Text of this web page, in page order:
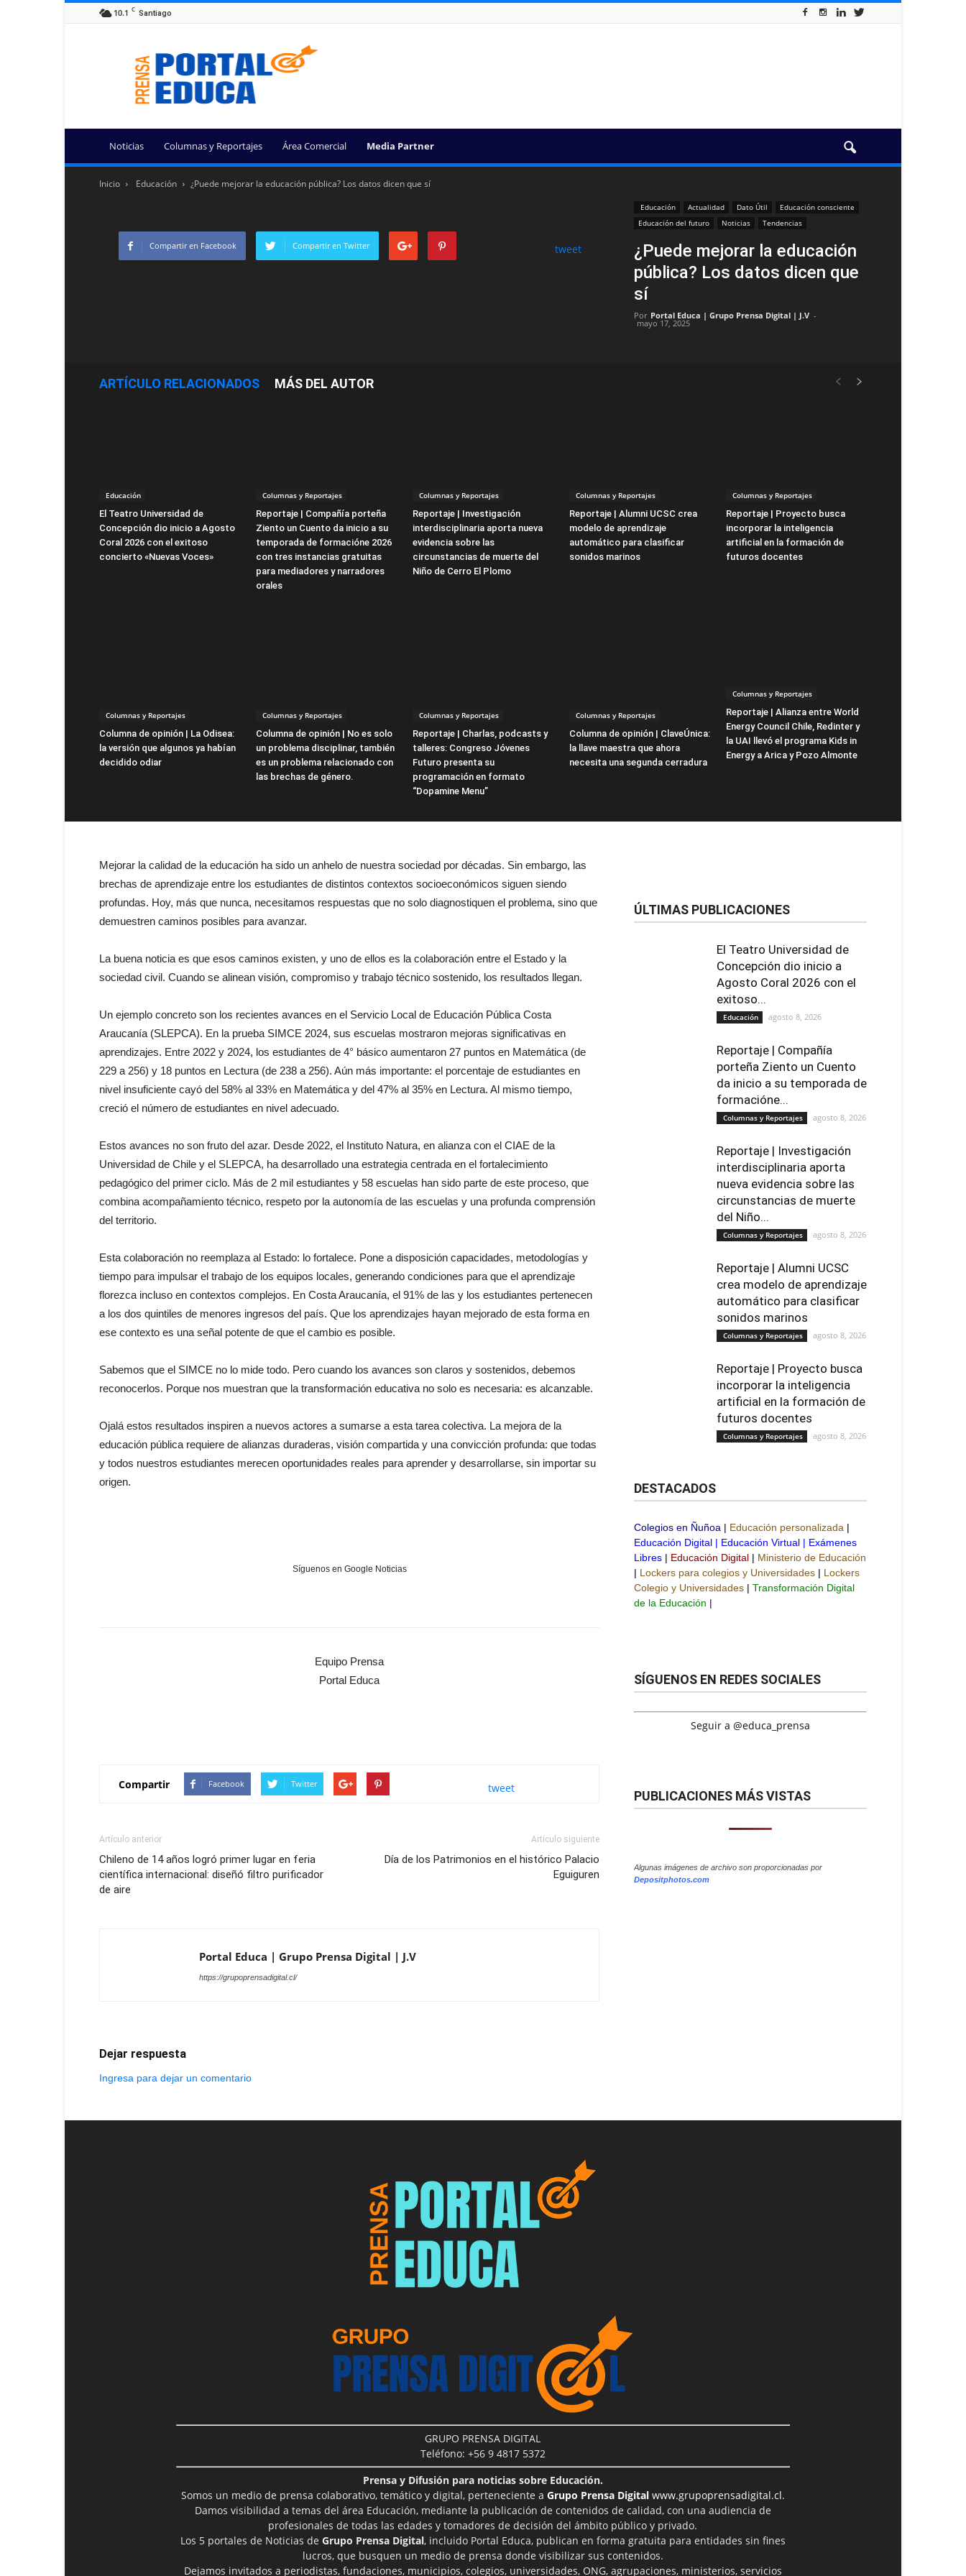
10.1 C Santiago
Portal
Educa
Noticias Columnas y Reportajes Área Comercial Media Partner
Inicio Educación ¿Puede mejorar la educación pública? Los datos dicen que sí
Educación Actualidad Dato Útil
Educación consciente
Educación del futuro
Noticias Tendencias
¿Puede mejorar la educación
pública? Los datos dicen que
sí
Por Portal Educa | Grupo Prensa Digital | J.V -
mayo 17, 2025
Compartir en Facebook Compartir en Twitter tweet
ARTÍCULO RELACIONADOS MÁS DEL AUTOR
Educación
El Teatro Universidad de
Concepción dio inicio a Agosto
Coral 2026 con el exitoso
concierto «Nuevas Voces»
Columnas y Reportajes
Reportaje | Compañía porteña
Ziento un Cuento da inicio a su
temporada de formacióne 2026
con tres instancias gratuitas
para mediadores y narradores
orales
Columnas y Reportajes
Reportaje | Investigación
interdisciplinaria aporta nueva
evidencia sobre las
circunstancias de muerte del
Niño de Cerro El Plomo
Columnas y Reportajes
Reportaje | Alumni UCSC crea
modelo de aprendizaje
automático para clasificar
sonidos marinos
Columnas y Reportajes
Reportaje | Proyecto busca
incorporar la inteligencia
artificial en la formación de
futuros docentes
Columnas y Reportajes
Columna de opinión | La Odisea:
la versión que algunos ya habían
decidido odiar
Columnas y Reportajes
Columna de opinión | No es solo
un problema disciplinar, también
es un problema relacionado con
las brechas de género.
Columnas y Reportajes
Reportaje | Charlas, podcasts y
talleres: Congreso Jóvenes
Futuro presenta su
programación en formato
“Dopamine Menu”
Columnas y Reportajes
Columna de opinión | ClaveÚnica:
la llave maestra que ahora
necesita una segunda cerradura
Columnas y Reportajes
Reportaje | Alianza entre World
Energy Council Chile, Redinter y
la UAI llevó el programa Kids in
Energy a Arica y Pozo Almonte
Mejorar la calidad de la educación ha sido un anhelo de nuestra sociedad por décadas. Sin embargo, las
brechas de aprendizaje entre los estudiantes de distintos contextos socioeconómicos siguen siendo
profundas. Hoy, más que nunca, necesitamos respuestas que no solo diagnostiquen el problema, sino que
demuestren caminos posibles para avanzar.
La buena noticia es que esos caminos existen, y uno de ellos es la colaboración entre el Estado y la
sociedad civil. Cuando se alinean visión, compromiso y trabajo técnico sostenido, los resultados llegan.
Un ejemplo concreto son los recientes avances en el Servicio Local de Educación Pública Costa
Araucanía (SLEPCA). En la prueba SIMCE 2024, sus escuelas mostraron mejoras significativas en
aprendizajes. Entre 2022 y 2024, los estudiantes de 4° básico aumentaron 27 puntos en Matemática (de
229 a 256) y 18 puntos en Lectura (de 238 a 256). Aún más importante: el porcentaje de estudiantes en
nivel insuficiente cayó del 58% al 33% en Matemática y del 47% al 35% en Lectura. Al mismo tiempo,
creció el número de estudiantes en nivel adecuado.
Estos avances no son fruto del azar. Desde 2022, el Instituto Natura, en alianza con el CIAE de la
Universidad de Chile y el SLEPCA, ha desarrollado una estrategia centrada en el fortalecimiento
pedagógico del primer ciclo. Más de 2 mil estudiantes y 58 escuelas han sido parte de este proceso, que
combina acompañamiento técnico, respeto por la autonomía de las escuelas y una profunda comprensión
del territorio.
Esta colaboración no reemplaza al Estado: lo fortalece. Pone a disposición capacidades, metodologías y
tiempo para impulsar el trabajo de los equipos locales, generando condiciones para que el aprendizaje
florezca incluso en contextos complejos. En Costa Araucanía, el 91% de las y los estudiantes pertenecen
a los dos quintiles de menores ingresos del país. Que los aprendizajes hayan mejorado de esta forma en
ese contexto es una señal potente de que el cambio es posible.
Sabemos que el SIMCE no lo mide todo. Pero cuando los avances son claros y sostenidos, debemos
reconocerlos. Porque nos muestran que la transformación educativa no solo es necesaria: es alcanzable.
Ojalá estos resultados inspiren a nuevos actores a sumarse a esta tarea colectiva. La mejora de la
educación pública requiere de alianzas duraderas, visión compartida y una convicción profunda: que todas
y todos nuestros estudiantes merecen oportunidades reales para aprender y desarrollarse, sin importar su
origen.
Síguenos en Google Noticias
Equipo Prensa
Portal Educa
Compartir Facebook Twitter tweet
Artículo anterior
Chileno de 14 años logró primer lugar en feria
científica internacional: diseñó filtro purificador
de aire
Artículo siguiente
Día de los Patrimonios en el histórico Palacio
Eguiguren
Portal Educa | Grupo Prensa Digital | J.V
https://grupoprensadigital.cl/
Dejar respuesta
Ingresa para dejar un comentario
ÚLTIMAS PUBLICACIONES
El Teatro Universidad de
Concepción dio inicio a
Agosto Coral 2026 con el
exitoso...
Educación agosto 8, 2026
Reportaje | Compañía
porteña Ziento un Cuento
da inicio a su temporada de
formacióne...
Columnas y Reportajes agosto 8, 2026
Reportaje | Investigación
interdisciplinaria aporta
nueva evidencia sobre las
circunstancias de muerte
del Niño...
Columnas y Reportajes agosto 8, 2026
Reportaje | Alumni UCSC
crea modelo de aprendizaje
automático para clasificar
sonidos marinos
Columnas y Reportajes agosto 8, 2026
Reportaje | Proyecto busca
incorporar la inteligencia
artificial en la formación de
futuros docentes
Columnas y Reportajes agosto 8, 2026
DESTACADOS
Colegios en Ñuñoa | Educación personalizada |
Educación Digital | Educación Virtual | Exámenes
Libres | Educación Digital | Ministerio de Educación
| Lockers para colegios y Universidades | Lockers
Colegio y Universidades | Transformación Digital
de la Educación |
SÍGUENOS EN REDES SOCIALES
Seguir a @educa_prensa
PUBLICACIONES MÁS VISTAS
Algunas imágenes de archivo son proporcionadas por
Depositphotos.com
GRUPO PRENSA DIGITAL
Teléfono: +56 9 4817 5372
Prensa y Difusión para noticias sobre Educación.
Somos un medio de prensa colaborativo, temático y digital, perteneciente a Grupo Prensa Digitalwww.grupoprensadigital.cl.
Damos visibilidad a temas del área Educación, mediante la publicación de contenidos de calidad, con una audiencia de
profesionales de todas las edades y tomadores de decisión del ámbito público y privado.
Los 5 portales de Noticias de Grupo Prensa Digital, incluido Portal Educa, publican en forma gratuita para entidades sin fines
lucros, que busquen un medio de prensa donde visibilizar sus contenidos.
Dejamos invitados a periodistas, fundaciones, municipios, colegios, universidades, ONG, agrupaciones, ministerios, servicios